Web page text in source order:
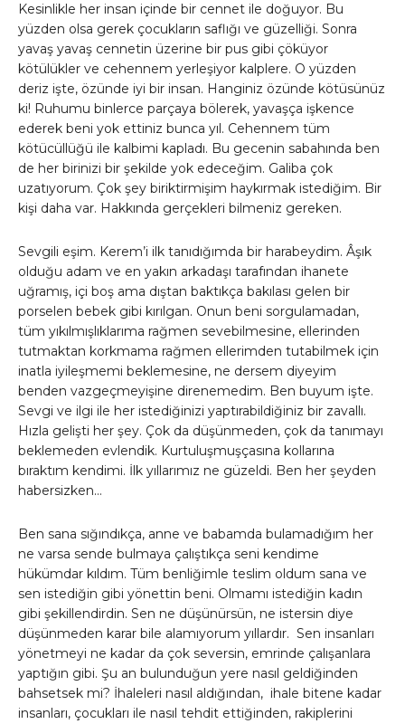
Kesinlikle her insan içinde bir cennet ile doğuyor. Bu
yüzden olsa gerek çocukların saflığı ve güzelliği. Sonra
yavaş yavaş cennetin üzerine bir pus gibi çöküyor
kötülükler ve cehennem yerleşiyor kalplere. O yüzden
deriz işte, özünde iyi bir insan. Hanginiz özünde kötüsünüz
ki! Ruhumu binlerce parçaya bölerek, yavaşça işkence
ederek beni yok ettiniz bunca yıl. Cehennem tüm
kötücüllüğü ile kalbimi kapladı. Bu gecenin sabahında ben
de her birinizi bir şekilde yok edeceğim. Galiba çok
uzatıyorum. Çok şey biriktirmişim haykırmak istediğim. Bir
kişi daha var. Hakkında gerçekleri bilmeniz gereken.
Sevgili eşim. Kerem’i ilk tanıdığımda bir harabeydim. Âşık
olduğu adam ve en yakın arkadaşı tarafından ihanete
uğramış, içi boş ama dıştan baktıkça bakılası gelen bir
porselen bebek gibi kırılgan. Onun beni sorgulamadan,
tüm yıkılmışlıklarıma rağmen sevebilmesine, ellerinden
tutmaktan korkmama rağmen ellerimden tutabilmek için
inatla iyileşmemi beklemesine, ne dersem diyeyim
benden vazgeçmeyişine direnemedim. Ben buyum işte.
Sevgi ve ilgi ile her istediğinizi yaptırabildiğiniz bir zavallı.
Hızla gelişti her şey. Çok da düşünmeden, çok da tanımayı
beklemeden evlendik. Kurtuluşmuşçasına kollarına
bıraktım kendimi. İlk yıllarımız ne güzeldi. Ben her şeyden
habersizken…
Ben sana sığındıkça, anne ve babamda bulamadığım her
ne varsa sende bulmaya çalıştıkça seni kendime
hükümdar kıldım. Tüm benliğimle teslim oldum sana ve
sen istediğin gibi yönettin beni. Olmamı istediğin kadın
gibi şekillendirdin. Sen ne düşünürsün, ne istersin diye
düşünmeden karar bile alamıyorum yıllardır. Sen insanları
yönetmeyi ne kadar da çok seversin, emrinde çalışanlara
yaptığın gibi. Şu an bulunduğun yere nasıl geldiğinden
bahsetsek mi? İhaleleri nasıl aldığından, ihale bitene kadar
insanları, çocukları ile nasıl tehdit ettiğinden, rakiplerini